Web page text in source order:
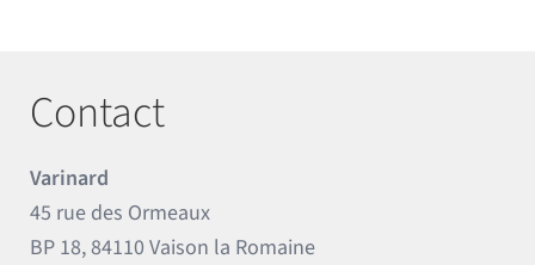
Contact
Varinard
45 rue des Ormeaux
BP 18, 84110 Vaison la Romaine